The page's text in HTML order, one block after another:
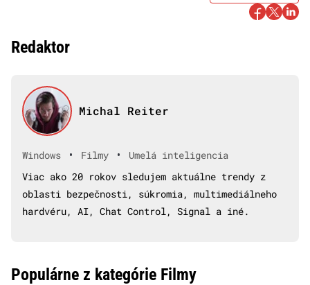
Redaktor
Michal Reiter
Windows • Filmy •
Umelá inteligencia
Viac ako 20 rokov sledujem aktuálne trendy z
oblasti bezpečnosti, súkromia, multimediálneho
hardvéru, AI, Chat Control, Signal a iné.
Populárne z kategórie Filmy